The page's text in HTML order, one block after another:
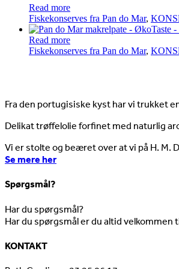
Read more
Fiskekonserves fra Pan do Mar,
Read more
Fiskekonserves fra Pan do Mar,
Fra den portugisiske kyst har vi trukket
Delikat trøffelolie forfinet med naturlig
Vi er stolte og beæret over at vi på H. M.
Se mere her
Spørgsmål?
Har du spørgsmål?
Har du spørgsmål er du altid
KONTAKT